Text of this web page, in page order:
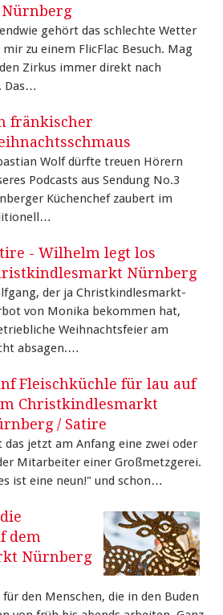
gehört das schlechte Wetter
mir zu einem FlicFlac Besuch. Mag
Zirkus immer direkt nach
Das…
fränkischer
Wolf dürfte treuen Hörern
Podcasts aus Sendung No.3
Küchenchef zaubert im
- Wilhelm legt los
Nürnberg
der ja Christkindlesmarkt-
von Monika bekommen hat,
Weihnachtsfeier am
absagen.…
Fleischküchle für lau auf
Christkindlesmarkt
/ Satire
das jetzt am Anfang eine zwei oder
Mitarbeiter einer Großmetzgerei.
ist eine neun!" und schon…
dem
Nürnberg
den Menschen, die in den Buden